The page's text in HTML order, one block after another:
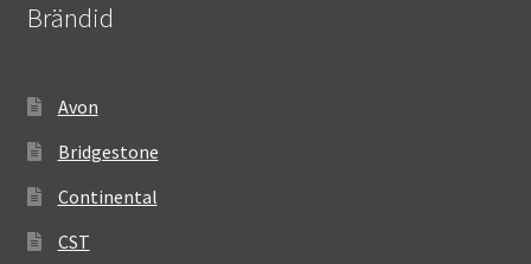
Brändid
Avon
Bridgestone
Continental
CST